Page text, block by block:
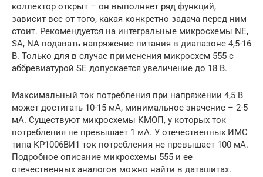
коллектор открыт – он выполняет ряд функций,
зависит все от того, какая конкретно задача перед ним
стоит. Рекомендуется на интегральные микросхемы NE,
SA, NA подавать напряжение питания в диапазоне 4,5-16
В. Только для в случае применения микросхем 555 с
аббревиатурой SE допускается увеличение до 18 В.
Максимальный ток потребления при напряжении 4,5 В
может достигать 10-15 мА, минимальное значение – 2-5
мА. Существуют микросхемы КМОП, у которых ток
потребления не превышает 1 мА. У отечественных ИМС
типа КР1006ВИ1 ток потребления не превышает 100 мА.
Подробное описание микросхемы 555 и ее
отечественных аналогов можно найти в даташитах.